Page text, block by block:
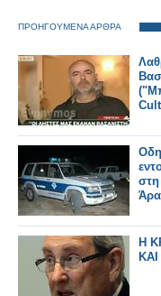
ΠΡΟΗΓΟΥΜΕΝΑ ΑΡΘΡΑ
Η